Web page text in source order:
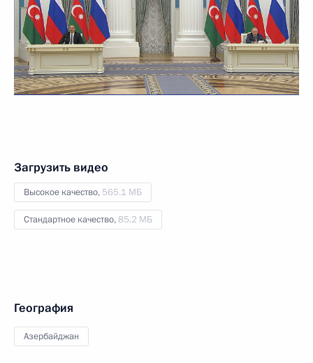
Загрузить видео
Высокое качество, 565.1 МБ
Стандартное качество,85.2 МБ
География
Азербайджан